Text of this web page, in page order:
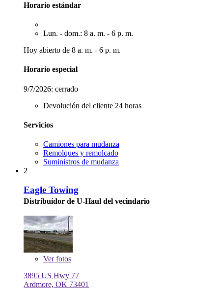
Horario estándar
Lun. - dom.: 8 a. m. - 6 p. m.
Hoy abierto de 8 a. m. - 6 p. m.
Horario especial
9/7/2026: cerrado
Devolución del cliente 24 horas
Servicios
Camiones para mudanza
Remolques y remolcado
Suministros de mudanza
2
Eagle Towing
Distribuidor de U-Haul del vecindario
Verfotos
3895 US Hwy 77
Ardmore, OK 73401